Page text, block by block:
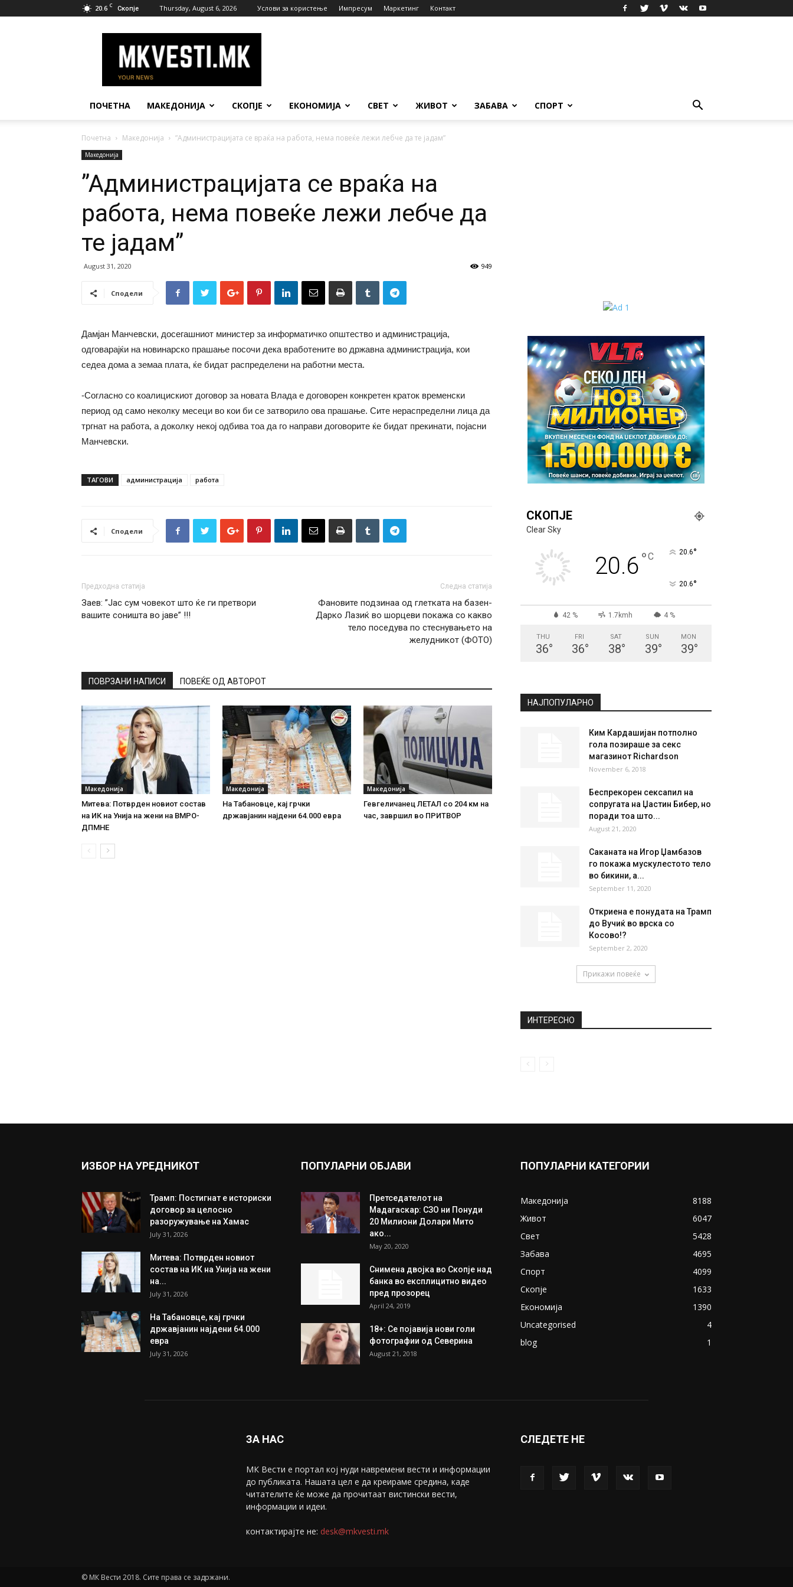
20.6 C Скопје Thursday, August 6, 2026 Услови за користење Импресум Маркетинг Контакт
Вести
ПОЧЕТНА МАКЕДОНИЈА СКОПЈЕ ЕКОНОМИЈА СВЕТ ЖИВОТ ЗАБАВА СПОРТ
Почетна Македонија ”Aдминистрацијата се враќа на работа, нема повеќе лежи лебче да те јадам”
Македонија
”Aдминистрацијата се враќа на
работа, нема повеќе лежи лебче да
те јадам”
August 31, 2020 949
Сподели
Дамјан Манчевски, досегашниот министер за информатичко општество и администрација,
одговарајќи на новинарско прашање посочи дека вработените во државна администрација, кои
седеа дома а земаа плата, ќе бидат распределени на работни места.
-Согласно со коалицискиот договор за новата Влада е договорен конкретен краток временски
период од само неколку месеци во кои би се затворило ова прашање. Сите нераспределни лица да
тргнат на работа, а доколку некој одбива тоа да го направи договорите ќе бидат прекинати, појасни
Манчевски.
ТАГОВИ администрација работа
Сподели
Предходна статија
Заев: ”Јас сум човекот што ќе ги претвори
вашите соништа во јаве” !!!
Следна статија
Фановите подзинаа од глетката на базен-
Дарко Лазиќ во шорцеви покажа со какво
тело поседува по стеснувањето на
желудникот (ФОТО)
ПОВРЗАНИ НАПИСИ ПОВЕЌЕ ОД АВТОРОТ
Македонија
Митева: Потврден новиот состав
на ИК на Унија на жени на ВМРО-
ДПМНЕ
Македонија
На Табановце, кај грчки
државјанин најдени 64.000 евра
Македонија
Гевгеличанец ЛЕТАЛ со 204 км на
час, завршил во ПРИТВОР
СКОПЈЕ
Clear Sky
20.6°C 20.6°
20.6°
42 % 1.7kmh 4 %
THU
36°
FRI
36°
SAT
38°
SUN
39°
MON
39°
НАЈПОПУЛАРНО
Ким Кардашијан потполно
гола позираше за секс
магазинот Richardson
November 6, 2018
Беспрекорен сексапил на
сопругата на Џастин Бибер, но
поради тоа што...
August 21, 2020
Саканата на Игор Џамбазов
го покажа мускулестото тело
во бикини, а...
September 11, 2020
Откриена е понудата на Трамп
до Вучиќ во врска со
Косово!?
September 2, 2020
Прикажи повеќе
ИНТЕРЕСНО
ИЗБОР НА УРЕДНИКОТ
Трамп: Постигнат е историски
договор за целосно
разоружување на Хамас
July 31, 2026
Митева: Потврден новиот
состав на ИК на Унија на жени
на...
July 31, 2026
На Табановце, кај грчки
државјанин најдени 64.000
евра
July 31, 2026
ПОПУЛАРНИ ОБЈАВИ
Претседателот на
Мадагаскар: СЗО ни Понуди
20 Милиони Долари Мито
ако...
May 20, 2020
Снимена двојка во Скопје над
банка во експлицитно видео
пред прозорец
April 24, 2019
18+: Се појавија нови голи
фотографии од Северина
August 21, 2018
ПОПУЛАРНИ КАТЕГОРИИ
Македонија
8188
Живот
6047
Свет
5428
Забава
4695
Спорт
4099
Скопје
1633
Економија
1390
Uncategorised
4
blog
1
ЗА НАС
МК Вести е портал коj нуди навремени вести и информации
до публиката. Нашата цел е да креираме средина, каде
читателите ќе може да прочитаат вистински вести,
информации и идеи.
контактирајте не: desk@mkvesti.mk
СЛЕДЕТЕ НЕ
© МК Вести 2018. Сите права се задржани.